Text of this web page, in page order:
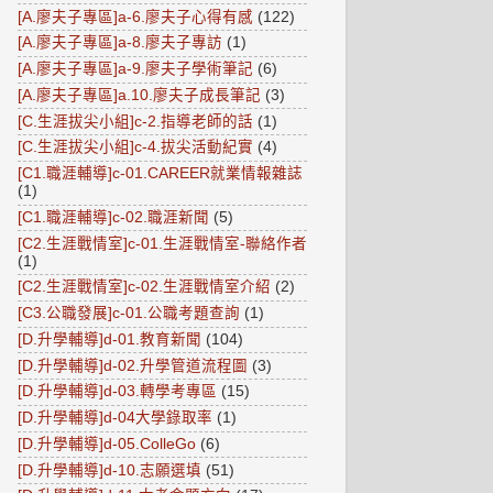
[A.廖夫子專區]a-6.廖夫子心得有感 (122)
[A.廖夫子專區]a-8.廖夫子專訪 (1)
[A.廖夫子專區]a-9.廖夫子學術筆記 (6)
[A.廖夫子專區]a.10.廖夫子成長筆記 (3)
[C.生涯拔尖小組]c-2.指導老師的話 (1)
[C.生涯拔尖小組]c-4.拔尖活動紀實 (4)
[C1.職涯輔導]c-01.CAREER就業情報雜誌
(1)
[C1.職涯輔導]c-02.職涯新聞 (5)
[C2.生涯戰情室]c-01.生涯戰情室-聯絡作者
(1)
[C2.生涯戰情室]c-02.生涯戰情室介紹 (2)
[C3.公職發展]c-01.公職考題查詢 (1)
[D.升學輔導]d-01.教育新聞 (104)
[D.升學輔導]d-02.升學管道流程圖 (3)
[D.升學輔導]d-03.轉學考專區 (15)
[D.升學輔導]d-04大學錄取率 (1)
[D.升學輔導]d-05.ColleGo (6)
[D.升學輔導]d-10.志願選填 (51)